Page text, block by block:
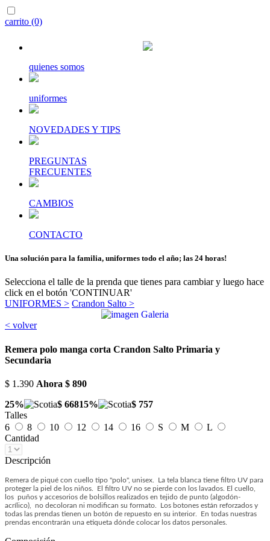
carrito (0)
quienes somos
uniformes
NOVEDADES Y TIPS
PREGUNTAS
FRECUENTES
CAMBIOS
CONTACTO
Una solución para la familia, uniformes todo el año; las 24 horas!
Selecciona el talle de la prenda que tienes para cambiar y luego hace
click en el botón 'CONTINUAR'
UNIFORMES > Crandon Salto >
< volver
Remera polo manga corta Crandon Salto Primaria y
Secundaria
$ 1.390 Ahora $ 890
25%
$ 66815%
$ 757
Talles
6
8 10 12 14 16 S M
L
Cantidad
Descripción
Remera de piqué con cuello tipo "polo", unisex. La tela blanca tiene filtro UV para
proteger la piel de los niños. El filtro UV no se pierde con los lavados. El cuello,
los puños y accesorios de bolsillos realizados en tejido de punto (algodón-
acrílico), no decoloran ni modifican su formato. Los botones están reforzados y
todas las prendas tienen un botón de repuesto en su interior. En todas nuestras
prendas encontrarán una etiqueta dónde colocar los datos personales.